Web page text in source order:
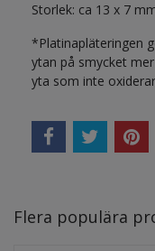
Storlek: ca 13 x 7
*Platinapläteringen
ytan på smycket
yta som inte
Flera populära